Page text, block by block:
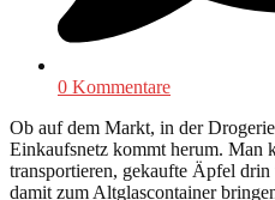
0 Kommentare
Ob auf dem Markt, in der
Einkaufsnetz kommt herum. Man
transportieren, gekaufte Äpfel drin
damit zum Altglascontainer